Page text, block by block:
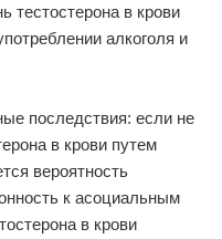
тестостерона в крови
алкоголя и
последствия: если не
в крови путем
вероятность
к асоциальным
в крови